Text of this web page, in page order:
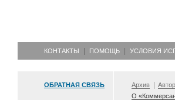
КОНТАКТЫ ПОМОЩЬ УСЛОВИЯ
ОБРАТНАЯ СВЯЗЬ Архив
О